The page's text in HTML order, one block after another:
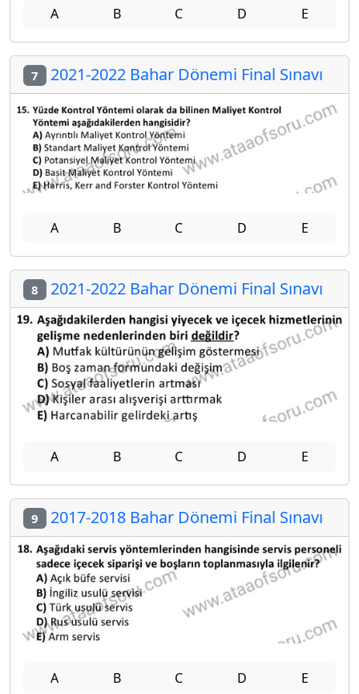
A B C D E
7 2021-2022 Bahar Dönemi Final Sınavı
A B C D E
8 2021-2022 Bahar Dönemi Final Sınavı
A B C D E
9 2017-2018 Bahar Dönemi Final Sınavı
A B C D E